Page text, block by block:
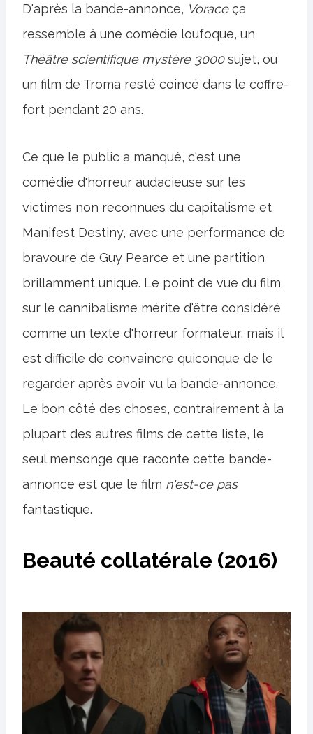
D'après la bande-annonce, Voraceça
ressemble à une comédie loufoque, un
Théâtre scientifique mystère 3000sujet, ou
un film de Troma resté coincé dans le coffre-
fort pendant 20 ans.
Ce que le public a manqué, c'est une
comédie d'horreur audacieuse sur les
victimes non reconnues du capitalisme et
Manifest Destiny, avec une performance de
bravoure de Guy Pearce et une partition
brillamment unique. Le point de vue du film
sur le cannibalisme mérite d'être considéré
comme un texte d'horreur formateur, mais il
est difficile de convaincre quiconque de le
regarder après avoir vu la bande-annonce.
Le bon côté des choses, contrairement à la
plupart des autres films de cette liste, le
seul mensonge que raconte cette bande-
annonce est que le film n'est-ce pas
fantastique.
Beauté collatérale (2016)